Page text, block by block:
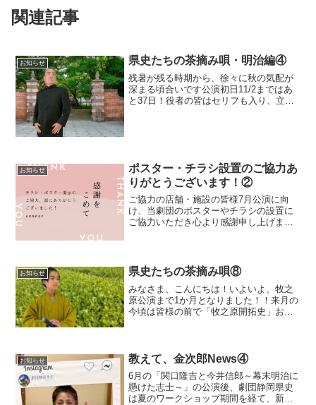
関連記事
お知らせ 県史たちの茶摘み唄・明治編④
残暑が残る時期から、徐々に秋の気配が
深まる頃合いです公演初日11/2まではあ
と37日！役者の皆はセリフも入り、立ち
お知らせ
ポスター・チラシ設置のご協力あ
りがとうございます！②
ご協力の店舗・施設の皆様7月公演に向
け、当劇団のポスターやチラシの設置に
ご協力いただき心より感謝申し上げます
KADODE OOIGAWA様...
お知らせ 県史たちの茶摘み唄⑧
みなさま、こんにちは！いよいよ、牧之
原公演まで1か月となりました！！来月の
今頃は皆様の前で「牧之原開拓史」お披
という地域に根ざした実...
お知らせ 教えて、金次郎News④
6月の「関口隆吉と今井信郎～幕末明治に
懸けた志士～」の公演後、劇団静岡県史
は夏のワークショップ期間を経て、新た